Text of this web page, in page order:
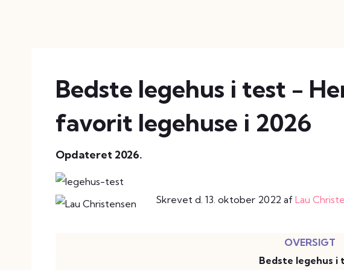
Bedste legehus i test -
favorit legehuse i 2026
Opdateret 2026.
Skrevet d. 13. oktober 2022 af Lau
Bedste legehus i